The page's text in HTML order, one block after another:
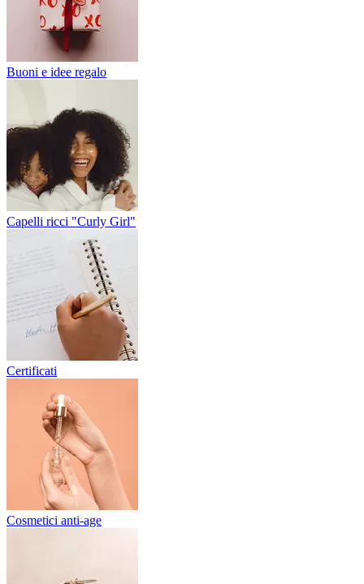
Buoni e idee regalo
Capelli ricci "Curly Girl"
Certificati
Cosmetici anti-age